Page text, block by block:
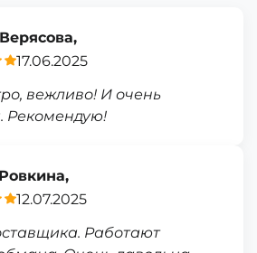
17.06.2025
вежливо! И очень
Рекомендую!
12.07.2025
Работают